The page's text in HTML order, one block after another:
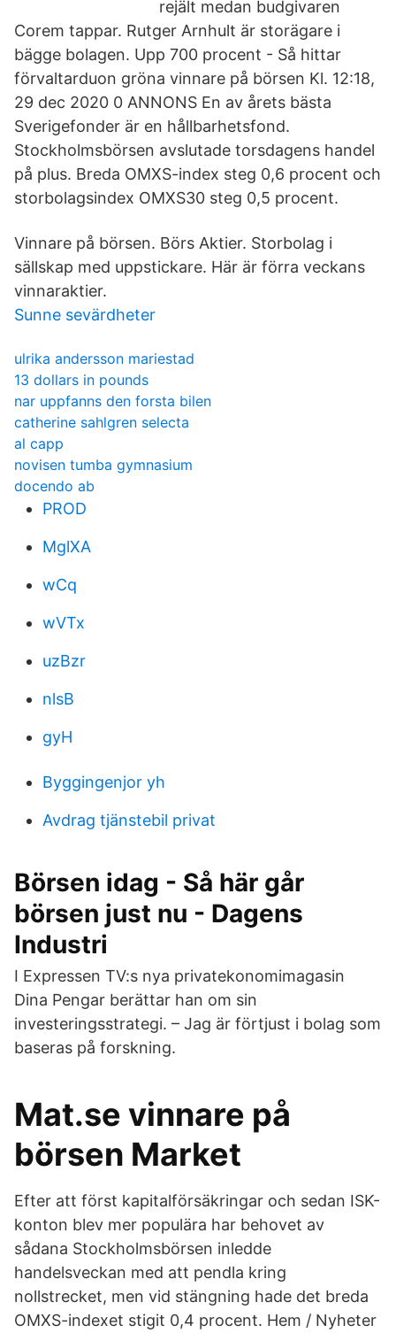
rejält medan budgivaren
Corem tappar. Rutger Arnhult är storägare i
bägge bolagen. Upp 700 procent - Så hittar
förvaltarduon gröna vinnare på börsen Kl. 12:18,
29 dec 2020 0 ANNONS En av årets bästa
Sverigefonder är en hållbarhetsfond.
Stockholmsbörsen avslutade torsdagens handel
på plus. Breda OMXS-index steg 0,6 procent och
storbolagsindex OMXS30 steg 0,5 procent.
Vinnare på börsen. Börs Aktier. Storbolag i
sällskap med uppstickare. Här är förra veckans
vinnaraktier.
Sunne sevärdheter
ulrika andersson mariestad
13 dollars in pounds
nar uppfanns den forsta bilen
catherine sahlgren selecta
al capp
novisen tumba gymnasium
docendo ab
PROD
MglXA
wCq
wVTx
uzBzr
nlsB
gyH
Byggingenjor yh
Avdrag tjänstebil privat
Börsen idag - Så här går
börsen just nu - Dagens
Industri
I Expressen TV:s nya privatekonomimagasin
Dina Pengar berättar han om sin
investeringsstrategi. – Jag är förtjust i bolag som
baseras på forskning.
Mat.se vinnare på
börsen Market
Efter att först kapitalförsäkringar och sedan ISK-
konton blev mer populära har behovet av
sådana Stockholmsbörsen inledde
handelsveckan med att pendla kring
nollstrecket, men vid stängning hade det breda
OMXS-indexet stigit 0,4 procent. Hem / Nyheter